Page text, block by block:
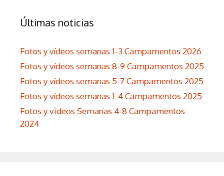
Últimas noticias
Fotos y vídeos semanas 1-3 Campamentos 2026
Fotos y vídeos semanas 8-9 Campamentos 2025
Fotos y vídeos semanas 5-7 Campamentos 2025
Fotos y vídeos semanas 1-4 Campamentos 2025
Fotos y videos Semanas 4-8 Campamentos
2024